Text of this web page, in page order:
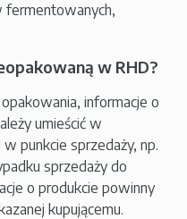
fermentowanych,
w RHD?
informacje o
umieścić w
punkcie sprzedaży, np.
sprzedaży do
o produkcie powinny
kupującemu.